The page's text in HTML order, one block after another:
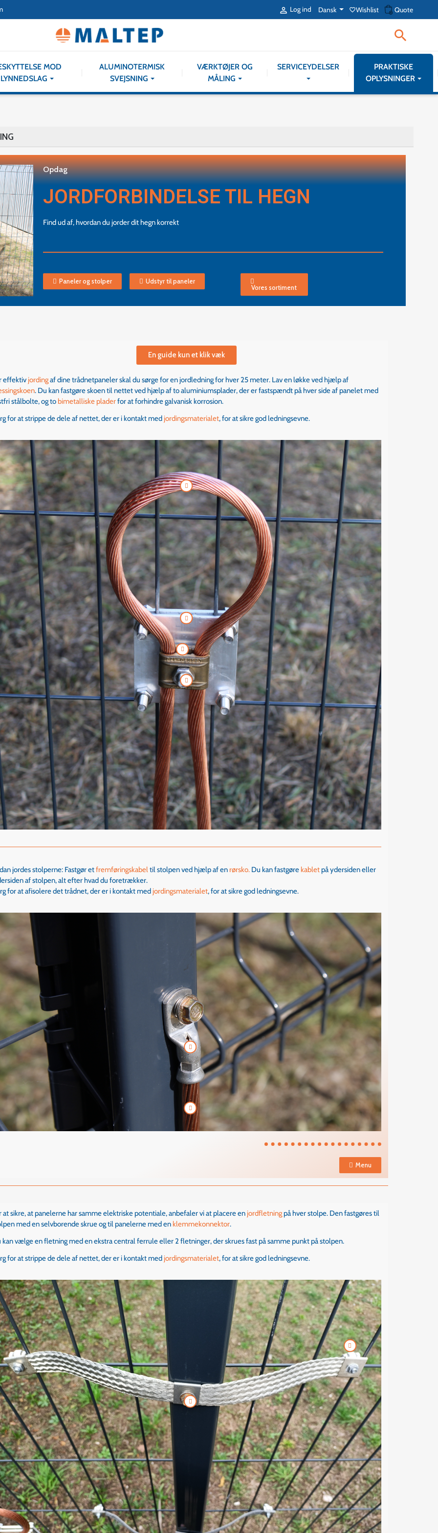
 Log ind Dansk favorite_borderWishlist shopping_cart Quote

MOD
LYNNEDSLAG
ALUMINOTERMISK
SVEJSNING
VÆRKTØJER OG
MÅLING
SERVICEYDELSER
PRAKTISKE
OPLYSNINGER
Opdag
JORDFORBINDELSE TIL HEGN
Find ud af, hvordan du jorder dit hegn korrekt
Paneler og stolper
Udstyr til paneler
Vores sortiment
En guide kun et klik væk
effektiv jordingaf dine trådnetpaneler skal du sørge for en jordledning for hver 25 meter. Lav en løkke ved hjælp af
. Du kan fastgøre skoen til nettet ved hjælp af to aluminiumsplader, der er fastspændt på hver side af panelet med
stålbolte, og to bimetalliske pladerfor at forhindre galvanisk korrosion.
for at strippe de dele af nettet, der er i kontakt med jordingsmaterialet, for at sikre god ledningsevne.
jordes stolperne: Fastgør etfremføringskabeltilstolpen ved hjælp af en rørsko. Du kan fastgøre kablet på ydersiden eller
af stolpen, alt efter hvad du foretrækker.
for at afisolere det trådnet, der er i kontakt med jordingsmaterialet, for at sikre god ledningsevne.
Menu
at sikre, at panelerne har samme elektriske potentiale, anbefaler vi at placere en jordfletning på hver stolpe. Den fastgøres til
med en selvborende skrue og til panelerne med en klemmekonnektor.
kan vælge en fletning med en ekstra central ferrule eller 2 fletninger, der skrues fast på samme punkt på stolpen.
for at strippe de dele af nettet, der er i kontakt med jordingsmaterialet, for at sikre god ledningsevne.